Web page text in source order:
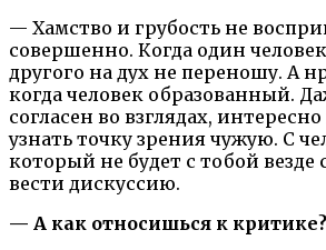
— Хамство и грубость не
совершенно. Когда один
другого на дух не переношу. А
когда человек образованный.
согласен во взглядах,
узнать точку зрения чужую. С
который не будет с тобой везде
вести дискуссию.
— А как относишься к критике?